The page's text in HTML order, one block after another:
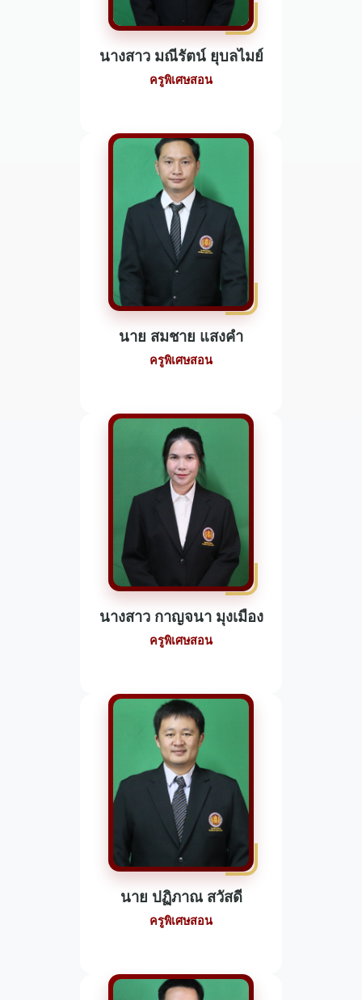
นางสาว มณีรัตน์ ยุบลไมย์
ครูพิเศษสอน
นาย สมชาย แสงคำ
ครูพิเศษสอน
นางสาว กาญจนา มุงเมือง
ครูพิเศษสอน
นาย ปฏิภาณ สวัสดี
ครูพิเศษสอน